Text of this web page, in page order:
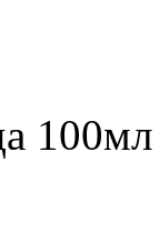
100мл